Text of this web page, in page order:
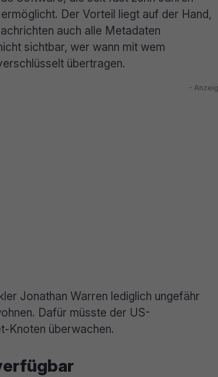
Der Vorteil liegt auf der Hand,
auch alle Metadaten
sichtbar, wer wann mit wem
übertragen.
Jonathan Warren lediglich ungefähr
Dafür müsste der US-
Knoten überwachen.